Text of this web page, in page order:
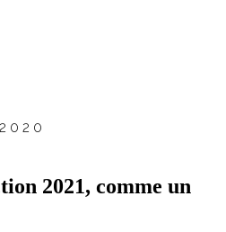
2021, comme un